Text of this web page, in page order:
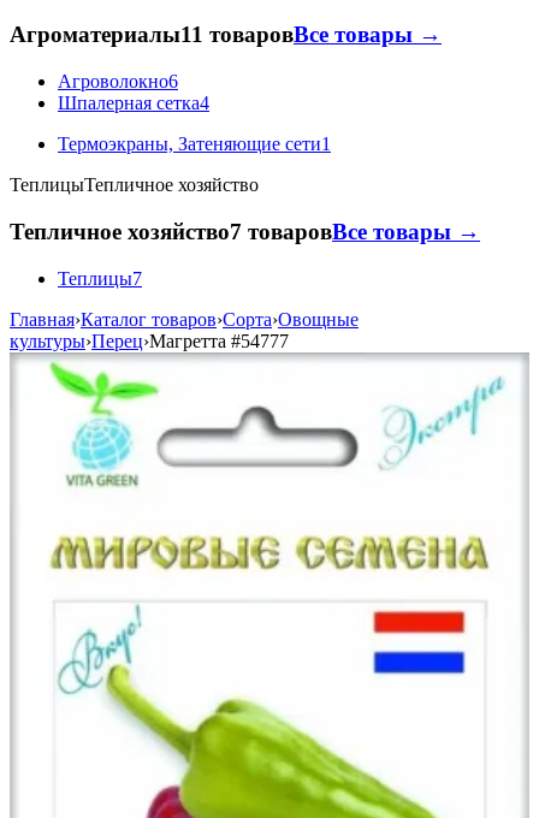
Агроматериалы11 товаровВсе товары →
Агроволокно6
Шпалерная сетка4
Термоэкраны, Затеняющие сети1
ТеплицыТепличное хозяйство
Тепличное хозяйство7 товаровВсе товары →
Теплицы7
Главная›Каталог товаров›Сорта›Овощные
культуры›Перец›Магретта #54777